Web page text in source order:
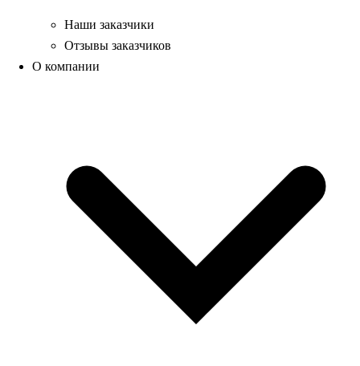
Наши заказчики
Отзывы заказчиков
О компании